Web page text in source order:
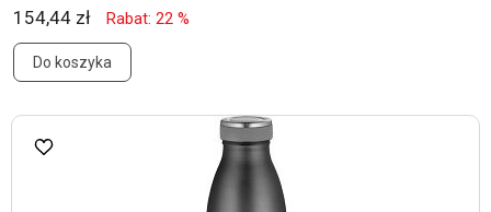
154,44 zł Rabat: 22 %
Do koszyka